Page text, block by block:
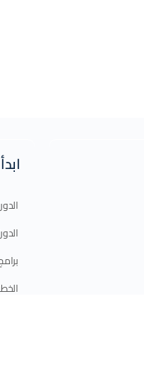
الخطة